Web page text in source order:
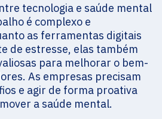
tecnologia e saúde mental
é complexo e
as ferramentas digitais
de estresse, elas também
para melhorar o bem-
As empresas precisam
e agir de forma proativa
a saúde mental.